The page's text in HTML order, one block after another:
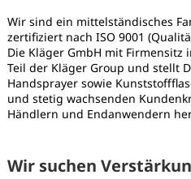
Wir sind ein mittelständisches
zertifiziert nach ISO 9001
Die Kläger GmbH mit
Teil der Kläger Group und stellt
Handsprayer sowie
und stetig wachsenden
Händlern und Endanwendern
Wir suchen